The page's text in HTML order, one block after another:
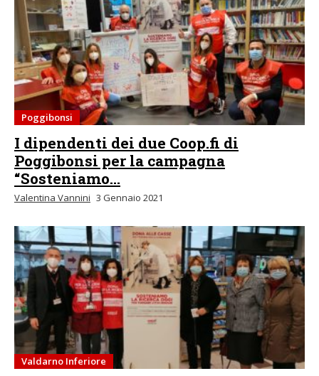
Poggibonsi
I dipendenti dei due Coop.fi di
Poggibonsi per la campagna
“Sosteniamo...
Valentina Vannini 3 Gennaio 2021
Valdarno Inferiore